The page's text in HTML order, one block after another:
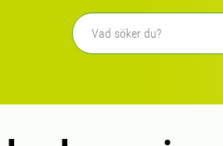
Fritext sökning